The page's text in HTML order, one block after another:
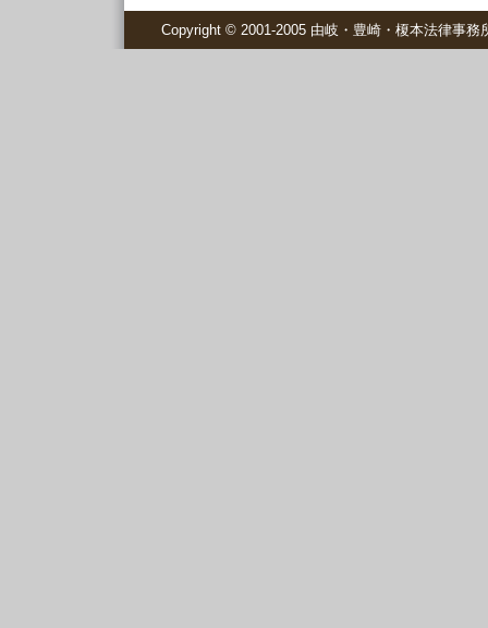
Copyright © 2001-2005 由岐・豊崎・榎本法律事